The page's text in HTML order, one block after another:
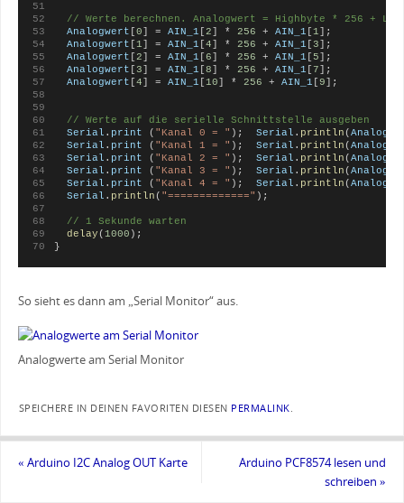
// Werte berechnen. Analogwert = Highbyte * 256 +
Analogwert [0] = AIN_1 [2] * 256 + AIN_1 [1];
Analogwert [1] = AIN_1 [4] * 256 + AIN_1 [3];
Analogwert [2] = AIN_1 [6] * 256 + AIN_1 [5];
Analogwert [3] = AIN_1 [8] * 256 + AIN_1 [ 7];
Analogwert [4] = AIN_1 [10] * 256 + AIN_1 [9];
// Werte auf die serielle Schnittstelle ausgeben
Serial . print ( "Kanal 0 = " ); Serial . println (
Serial . print ( "Kanal 1 = " ); Serial . println (
Serial . print ( "Kanal 2 = " ); Serial . println (
Serial . print ( "Kanal 3 = " ); Serial . println (
Serial . print ( "Kanal 4 = " ); Serial . println (
Serial . println ( "=============" );
// 1 Sekunde warten
delay (1000 );
}
So sieht es dann am „Serial Monitor“ aus.
Analogwerte am Serial Monitor
SPEICHERE IN DEINEN FAVORITEN DIESEN PERMALINK.
« Arduino I2C Analog OUT Karte
Arduino PCF8574 lesen und
schreiben»